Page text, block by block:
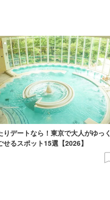
りデートなら！東京で大人がゆっく
せるスポット15選【2026】